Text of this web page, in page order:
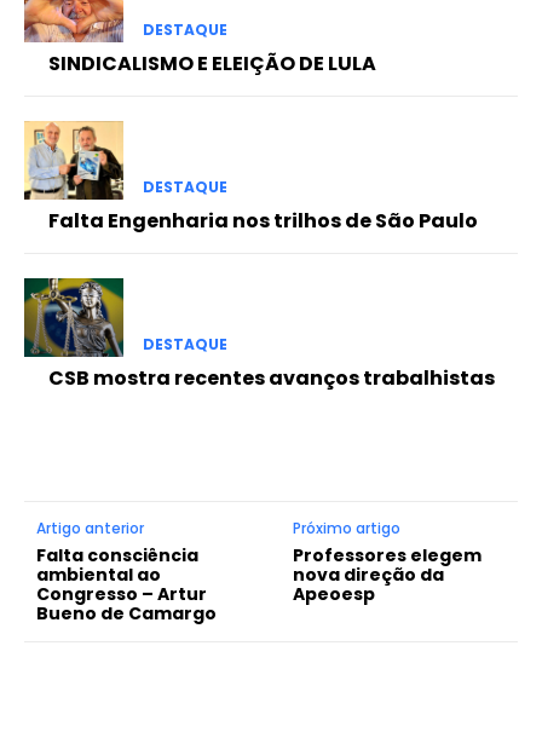
DESTAQUE
SINDICALISMO E ELEIÇÃO DE LULA
DESTAQUE
Falta Engenharia nos trilhos de São Paulo
DESTAQUE
CSB mostra recentes avanços trabalhistas
Artigo anterior
Falta consciência
ambiental ao
Congresso – Artur
Bueno de Camargo
Próximo artigo
Professores elegem
nova direção da
Apeoesp